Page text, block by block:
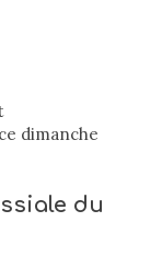
dimanche
du